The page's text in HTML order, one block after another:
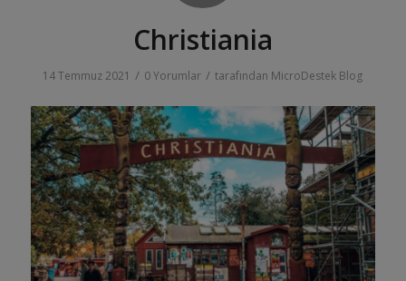
Christiania
14 Temmuz 2021 / 0 Yorumlar / tarafından MicroDestek Blog